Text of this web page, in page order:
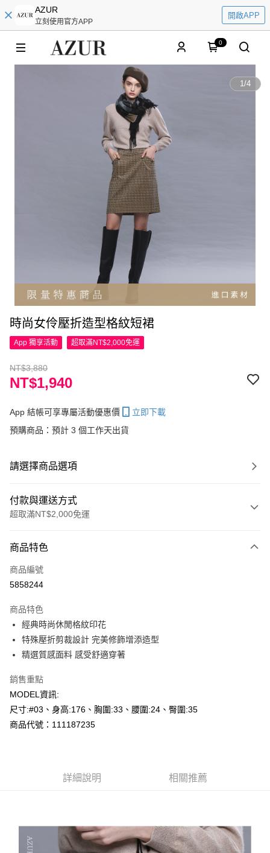
AZUR
立刻使用官方APP
開啟APP
0
1/4
時尚女伶壓折造型格紋短裙
App 獨享活動 超取滿NT$2,000免運
NT$3,880
NT$1,940
App 結帳可享專屬活動優惠價
立即下載
預購商品：預計 3 個工作天出貨
請選擇商品選項
付款與運送方式
超取滿NT$2,000免運
信用卡一次付款
超商取貨付款
Apple Pay
悠遊付
AFTEE先享後付
相關說明
AFTEE先享後付是「在收到商品之後才付款」的支付方式。 讓您購物簡單
３．安心：先確認商品／服務後，再付款。
２．訂單成立數日內，您將收到繳費通知簡訊。
３．收到繳費通知簡訊後14天內，點擊此簡訊中的連結，可透過四大超商／
ATM／網路銀行／等多元方式進行付款，方視為交易完成。
7-11--滿2000元免運
每筆NT$60，滿NT$2,000(含以上)免運費
商品特色
商品編號
5858244
商品特色
經典時尚休閒格紋印花
特殊壓折剪裁設計 完美修飾增添造型
精選質感面料 感受舒適穿著
銷售重點
MODEL資訊:
尺寸:#03、身高:176、胸圍:33、腰圍:24、臀圍:35
商品代號：111187235
詳細說明 相關推薦